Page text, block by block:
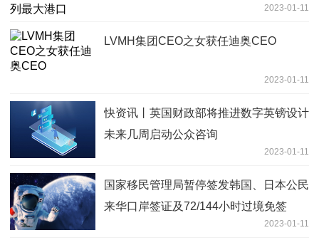
2023-01-11
LVMH集团CEO之女获任迪奥CEO
2023-01-11
快资讯丨英国财政部将推进数字英镑设计
未来几周启动公众咨询
2023-01-11
国家移民管理局暂停签发韩国、日本公民
来华口岸签证及72/144小时过境免签
2023-01-11